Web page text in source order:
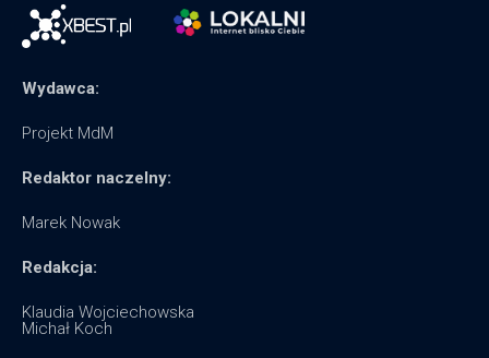
Wydawca:
Projekt MdM
Redaktor naczelny:
Marek Nowak
Redakcja:
Klaudia Wojciechowska
Michał Koch